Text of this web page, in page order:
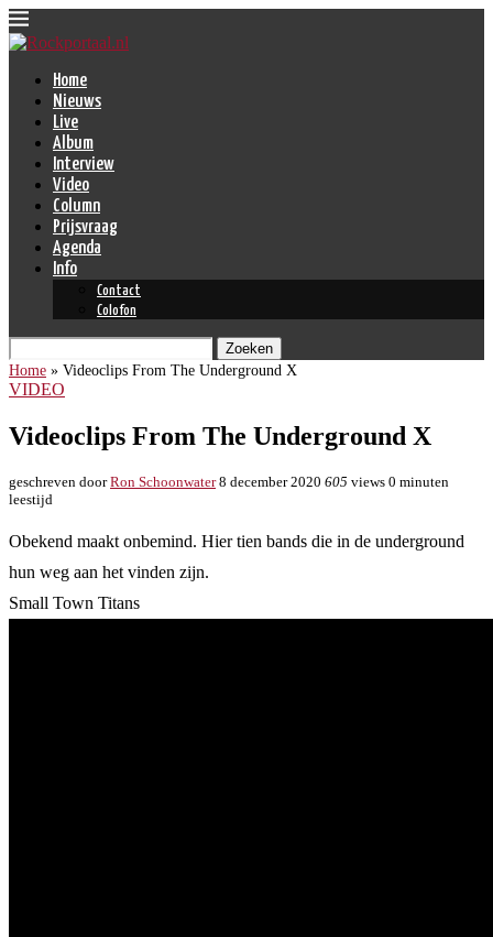
Home
Nieuws
Live
Album
Interview
Video
Column
Prijsvraag
Agenda
Info
Contact
Colofon
Zoeken
Home » Videoclips From The Underground X
VIDEO
Videoclips From The Underground X
geschreven doorRon Schoonwater 8 december 2020 605 views 0 minuten
leestijd
Obekend maakt onbemind. Hier tien bands die in de underground
hun weg aan het vinden zijn.
Small Town Titans